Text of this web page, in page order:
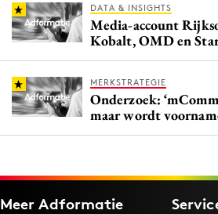
DATA & INSIGHTS
Media-account
Kobalt, OMD en
MERKSTRATEGIE
Onderzoek:
maar wordt
Meer Adformatie